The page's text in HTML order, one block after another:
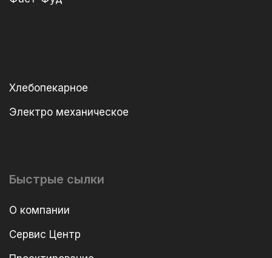
Хлебопекарное
Электро механическое
Быстрые сылки
О компании
Сервис Центр